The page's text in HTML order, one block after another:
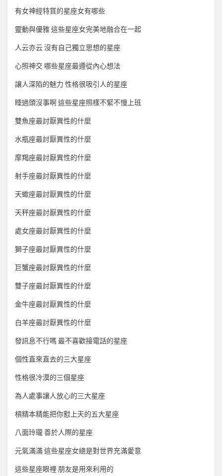
有女神經特質的星座女有哪些
靈動與優雅 這些星座女完美地融合在一起
人云亦云 沒有自己獨立思想的星座
心照神交 哪些星座最遵從內心想法
讓人深陷的魅力 性格很吸引人的星座
睡過頭沒事啊 這些星座照樣不緊不慢上班
雙魚座最討厭異性的什麼
水瓶座最討厭異性的什麼
摩羯座最討厭異性的什麼
射手座最討厭異性的什麼
天蠍座最討厭異性的什麼
天秤座最討厭異性的什麼
處女座最討厭異性的什麼
獅子座最討厭異性的什麼
巨蟹座最討厭異性的什麼
雙子座最討厭異性的什麼
金牛座最討厭異性的什麼
白羊座最討厭異性的什麼
發訊息不行嗎 最不喜歡接電話的星座
個性直來直去的三大星座
性格很冷漠的三個星座
為人處事讓人放心的三大星座
槓精本精能把你懟上天的五大星座
八面玲瓏 善於人際的星座
元氣滿滿 這些星座女總是對世界充滿愛意
這些星座眼裡 朋友是用來利用的